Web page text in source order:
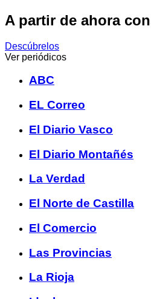
A partir de ahora
Descúbrelos
Ver periódicos
ABC
EL Correo
El Diario Vasco
El Diario Montañés
La Verdad
El Norte de Castilla
El Comercio
Las Provincias
La Rioja